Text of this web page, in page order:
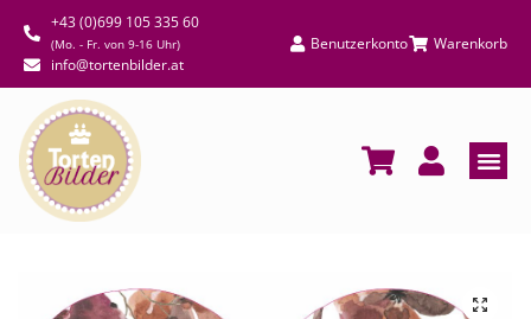
+43 (0)699 105 335 60
(Mo. - Fr. von 9-16 Uhr)
info@tortenbilder.at
Benutzerkonto Warenkorb